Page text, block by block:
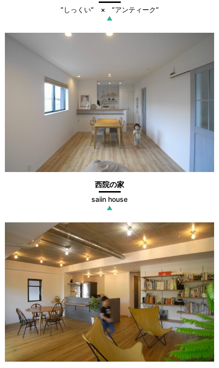
”しっくい” × ”アンティーク”
▲
西院の家
saiin house
▲